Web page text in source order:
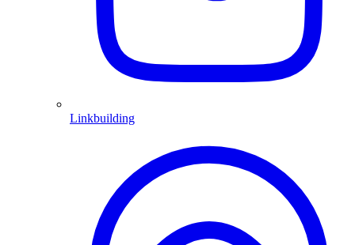
Linkbuilding